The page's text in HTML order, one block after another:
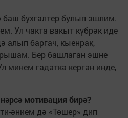
бухгалтер булып эшлим.
Ул чакта вакыт күбрәк иде
алып баргач, кыенрак,
Бер башлаган эшне
минем гадәткә кергән инде,
мотивация бирә?
әнием дә «Төшер» дип